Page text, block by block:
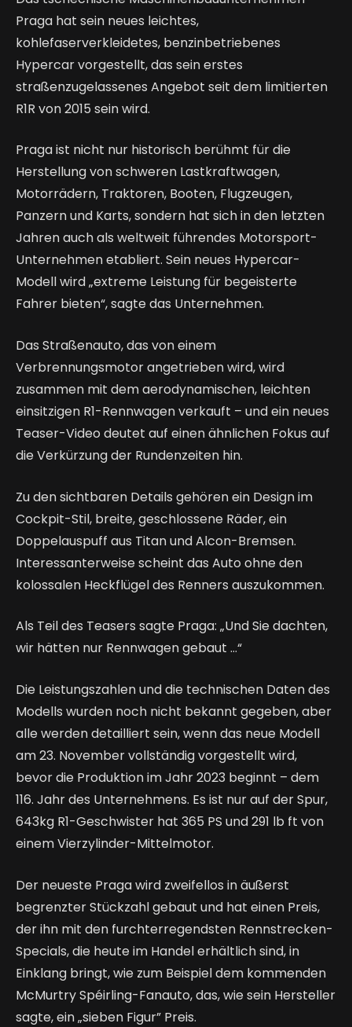
Praga hat sein neues leichtes,
kohlefaserverkleidetes, benzinbetriebenes
Hypercar vorgestellt, das sein erstes
straßenzugelassenes Angebot seit dem limitierten
R1R von 2015 sein wird.
Praga ist nicht nur historisch berühmt für die
Herstellung von schweren Lastkraftwagen,
Motorrädern, Traktoren, Booten, Flugzeugen,
Panzern und Karts, sondern hat sich in den letzten
Jahren auch als weltweit führendes Motorsport-
Unternehmen etabliert. Sein neues Hypercar-
Modell wird „extreme Leistung für begeisterte
Fahrer bieten“, sagte das Unternehmen.
Das Straßenauto, das von einem
Verbrennungsmotor angetrieben wird, wird
zusammen mit dem aerodynamischen, leichten
einsitzigen R1-Rennwagen verkauft – und ein neues
Teaser-Video deutet auf einen ähnlichen Fokus auf
die Verkürzung der Rundenzeiten hin.
Zu den sichtbaren Details gehören ein Design im
Cockpit-Stil, breite, geschlossene Räder, ein
Doppelauspuff aus Titan und Alcon-Bremsen.
Interessanterweise scheint das Auto ohne den
kolossalen Heckflügel des Renners auszukommen.
Als Teil des Teasers sagte Praga: „Und Sie dachten,
wir hätten nur Rennwagen gebaut …“
Die Leistungszahlen und die technischen Daten des
Modells wurden noch nicht bekannt gegeben, aber
alle werden detailliert sein, wenn das neue Modell
am 23. November vollständig vorgestellt wird,
bevor die Produktion im Jahr 2023 beginnt – dem
116. Jahr des Unternehmens. Es ist nur auf der Spur,
643kg R1-Geschwister hat 365 PS und 291 lb ft von
einem Vierzylinder-Mittelmotor.
Der neueste Praga wird zweifellos in äußerst
begrenzter Stückzahl gebaut und hat einen Preis,
der ihn mit den furchterregendsten Rennstrecken-
Specials, die heute im Handel erhältlich sind, in
Einklang bringt, wie zum Beispiel dem kommenden
McMurtry Spéirling-Fanauto, das, wie sein Hersteller
sagte, ein „sieben Figur” Preis.